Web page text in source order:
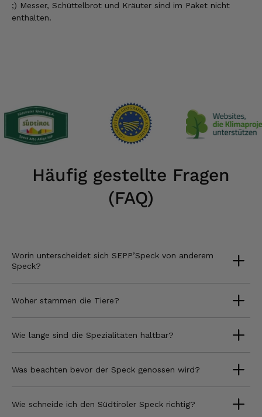
;) Messer, Schüttelbrot und Kräuter sind im Paket nicht
enthalten.
Häufig gestellte Fragen
(FAQ)
Worin unterscheidet sich SEPP’Speck von anderem
Speck?
Woher stammen die Tiere?
Wie lange sind die Spezialitäten haltbar?
Was beachten bevor der Speck genossen wird?
Wie schneide ich den Südtiroler Speck richtig?